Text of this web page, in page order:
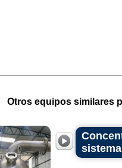
Otros equipos similares